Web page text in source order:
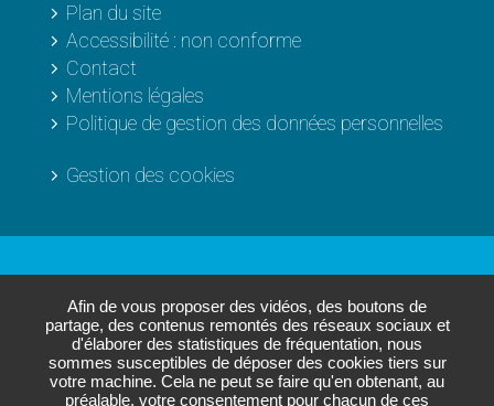
Afin de vous proposer des vidéos, des boutons de
partage, des contenus remontés des réseaux sociaux et
d'élaborer des statistiques de fréquentation, nous
sommes susceptibles de déposer des cookies tiers sur
votre machine. Cela ne peut se faire qu'en obtenant, au
préalable, votre consentement pour chacun de ces
Plan du site
Accessibilité : non conforme
Contact
Mentions légales
Politique de gestion des données personnelles
Gestion des cookies
Paris - Vallée de la Marne
Annuaire des entreprises